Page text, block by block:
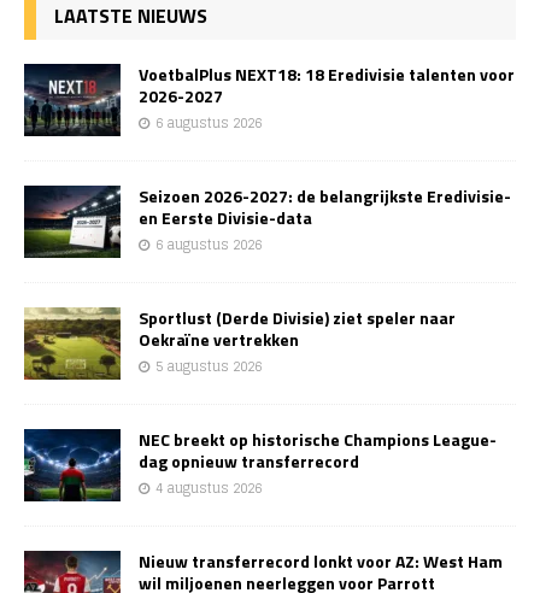
LAATSTE NIEUWS
VoetbalPlus NEXT18: 18 Eredivisie talenten voor
2026-2027
6 augustus 2026
Seizoen 2026-2027: de belangrijkste Eredivisie-
en Eerste Divisie-data
6 augustus 2026
Sportlust (Derde Divisie) ziet speler naar
Oekraïne vertrekken
5 augustus 2026
NEC breekt op historische Champions League-
dag opnieuw transferrecord
4 augustus 2026
Nieuw transferrecord lonkt voor AZ: West Ham
wil miljoenen neerleggen voor Parrott